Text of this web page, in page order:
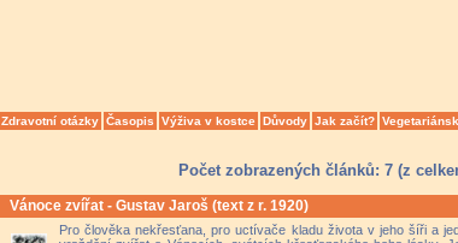
Zdravotní otázky Časopis Výživa v kostce Důvody Jak začít?
Počet zobrazených článků: 7 (z
Vánoce zvířat - Gustav Jaroš (text z r. 1920)
Pro člověka nekřesťana, pro uctívače kladu života v jeho šíři a